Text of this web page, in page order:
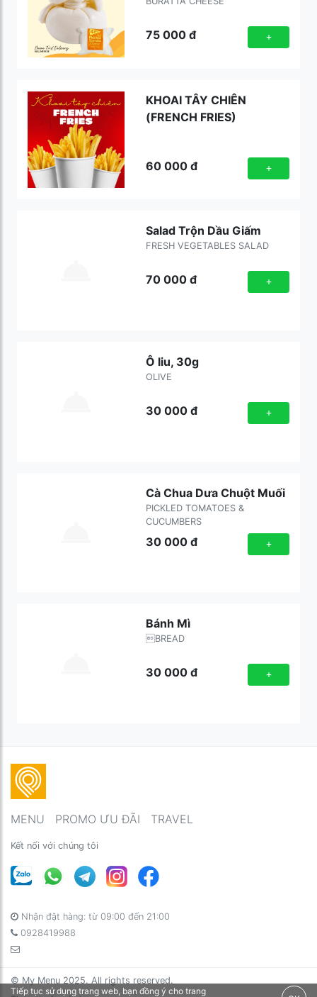
75 000đ +
KHOAI TÂY CHIÊN
(FRENCH FRIES)
60 000đ +
Salad Trộn Dầu Giấm
FRESH VEGETABLES SALAD
70 000đ +
Ô liu, 30g
OLIVE
30 000đ +
Cà Chua Dưa Chuột Muối
PICKLED TOMATOES &
CUCUMBERS
30 000đ +
Bánh Mì
BREAD
30 000đ +
MENU PROMO ƯU ĐÃI TRAVEL
Kết nối với chúng tôi
Nhận đặt hàng: từ 09:00 đến 21:00
0928419988
© My Menu 2025. All rights reserved.
Tiếp tục sử dụng trang web, bạn đồng ý cho trang